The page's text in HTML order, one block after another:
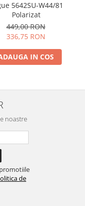
5642SU-W44/81
Polarizat
449,00 RON
336,75 RON
IN COS
noastre
de